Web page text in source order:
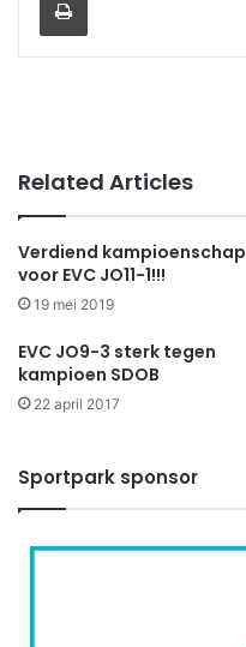
Related Articles
Verdiend kampioenschap
voor EVC JO11-1!!!
19 mei 2019
EVC JO9-3 sterk tegen
kampioen SDOB
22 april 2017
Sportpark sponsor